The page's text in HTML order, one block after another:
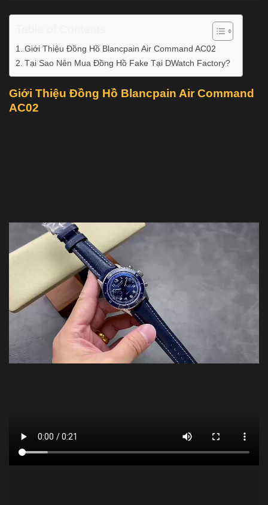
Giới Thiệu Đồng Hồ Blancpain Air Command AC02
Tại Sao Nên Mua Đồng Hồ Fake Tại DWatch Factory?
Giới Thiệu Đồng Hồ Blancpain Air Command
AC02